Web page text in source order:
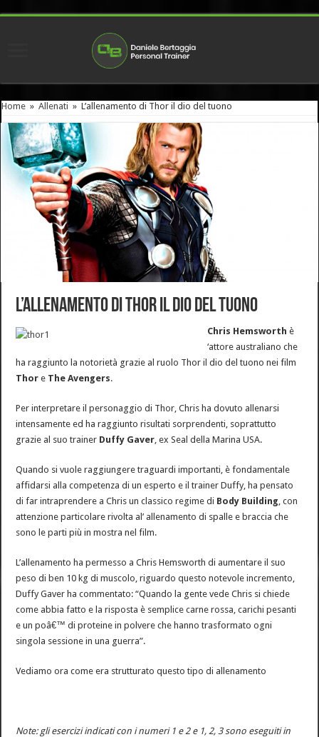
Home » Allenati » L’allenamento di Thor il dio del tuono
L’allenamento di Thor il dio del tuono
Chris Hemsworth è
‘attore australiano che
ha raggiunto la notorietà grazie al ruolo Thor il dio del tuono nei film
Thor e The Avengers.
Per interpretare il personaggio di Thor, Chris ha dovuto allenarsi
intensamente ed ha raggiunto risultati sorprendenti, soprattutto
grazie al suo trainer Duffy Gaver , ex Seal della Marina USA.
Quando si vuole raggiungere traguardi importanti, è fondamentale
affidarsi alla competenza di un esperto e il trainer Duffy, ha pensato
di far intraprendere a Chris un classico regime di Body Building , con
attenzione particolare rivolta al’ allenamento di spalle e braccia che
sono le parti più in mostra nel film.
L’allenamento ha permesso a Chris Hemsworth di aumentare il suo
peso di ben 10 kg di muscolo, riguardo questo notevole incremento,
Duffy Gaver ha commentato: “Quando la gente vede Chris si chiede
come abbia fatto e la risposta è semplice carne rossa, carichi pesanti
e un poâ€™ di proteine in polvere che hanno trasformato ogni
singola sessione in una guerra”.
Vediamo ora come era strutturato questo tipo di allenamento
Note: gli esercizi indicati con i numeri 1 e 2 e 1, 2, 3 sono eseguiti in